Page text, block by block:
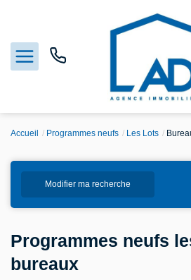
Vendre
Agences
Accueil Programmes neufs Les Lots
Modifier ma recherche
Programmes neufs
bureaux